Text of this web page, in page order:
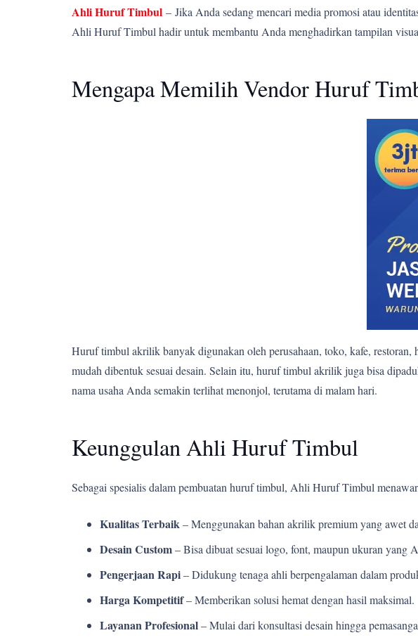
Ahli Huruf Timbul – Jika Anda sedang mencari media promosi atau
Ahli Huruf Timbul hadir untuk membantu Anda menghadirkan tampilan
Mengapa Memilih Vendor Huruf
Huruf timbul akrilik banyak digunakan oleh perusahaan, toko, kafe,
mudah dibentuk sesuai desain. Selain itu, huruf timbul akrilik juga bisa
nama usaha Anda semakin terlihat menonjol, terutama di malam hari.
Keunggulan Ahli Huruf Timbul
Sebagai spesialis dalam pembuatan huruf timbul, Ahli Huruf Timbul
Kualitas Terbaik– Menggunakan bahan akrilik premium yang awet
Desain Custom– Bisa dibuat sesuai logo, font, maupun ukuran yang
Pengerjaan Rapi– Didukung tenaga ahli berpengalaman dalam
Harga Kompetitif– Memberikan solusi hemat dengan hasil maksimal.
Layanan Profesional– Mulai dari konsultasi desain hingga